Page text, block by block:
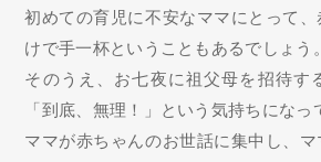
初めての育児に不安なママにとって
けで手一杯ということもあるでしょう。
そのうえ、お七夜に祖父母を招待す
「到底、無理！」という気持ちになっ
ママが赤ちゃんのお世話に集中し、